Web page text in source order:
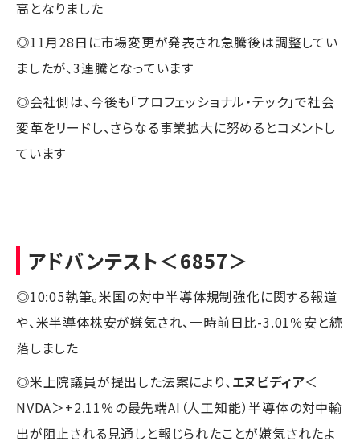
高となりました
◎11月28日に市場変更が発表され急騰後は調整してい
ましたが、3連騰となっています
◎会社側は、今後も「プロフェッショナル・テック」で社会
変革をリードし、さらなる事業拡大に努めるとコメントし
ています
アドバンテスト＜6857＞
◎10:05執筆。米国の対中半導体規制強化に関する報道
や、米半導体株安が嫌気され、一時前日比-3.01％安と続
落しました
◎米上院議員が提出した法案により、 エヌビディア＜
NVDA＞+2.11％の最先端AI（人工知能）半導体の対中輸
出が阻止される見通しと報じられたことが嫌気されたよ